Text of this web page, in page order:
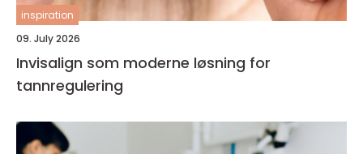
inspiration
09. July 2026
Invisalign som moderne løsning for
tannregulering